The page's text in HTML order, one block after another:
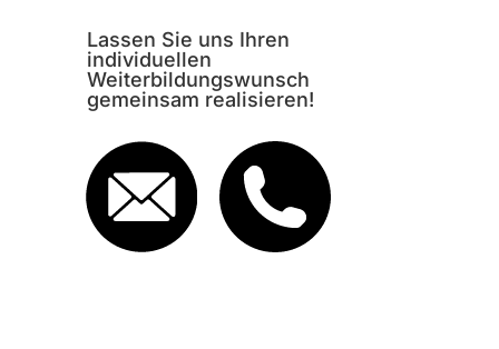
Lassen Sie uns Ihren
individuellen
Weiterbildungswunsch
gemeinsam realisieren!